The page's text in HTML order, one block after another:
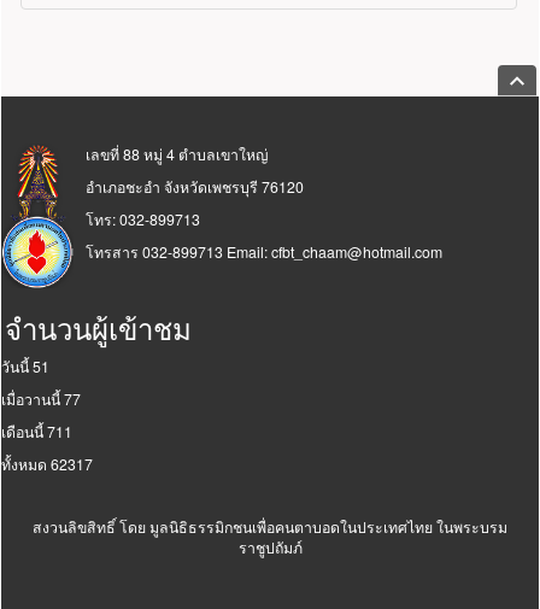
กลั
ส่วนท้ายเว็บ
เลขที่ 88 หมู่ 4 ตำบลเขาใหญ่
อำเภอชะอำ จังหวัดเพชรบุรี 76120
โทร: 032-899713
โทรสาร 032-899713 Email:cfbt_chaam@hotmail.com
จำนวนผู้เข้าชม
วันนี้51
เมื่อวานนี้77
เดือนนี้711
ทั้งหมด 62317
สงวนลิขสิทธิ์ โดยมูลนิธิธรรมิกชนเพื่อคนตาบอดในประเทศไทย ในพระบรม
ราชูปถัมภ์